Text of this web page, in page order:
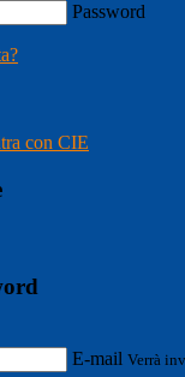
Password
con CIE
E-mail Verrà